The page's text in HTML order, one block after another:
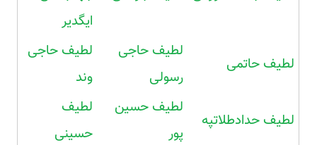
ایگدیر
لطیف حاتمی
لطیف حاجی
رسولی
لطیف حاجی
وند
لطیف حدادطلاتپه
لطیف حسین
پور
لطیف
حسینی